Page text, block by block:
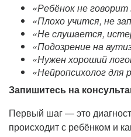
«Ребёнок не говорит
«Плохо учится, не
«Не слушается,
«Подозрение на
«Нужен хороший
«Нейропсихолог для
Запишитесь на
Первый шаг — это
происходит с ребёнком и